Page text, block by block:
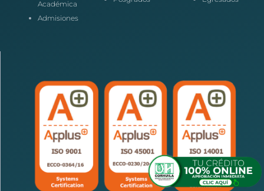
Académica
Admisiones